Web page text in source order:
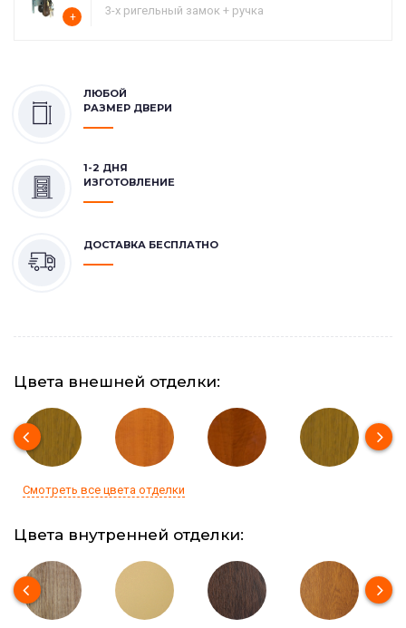
+ 3-х ригельный замок + ручка
ЛЮБОЙ
РАЗМЕР ДВЕРИ
1-2 ДНЯ
ИЗГОТОВЛЕНИЕ
ДОСТАВКА БЕСПЛАТНО
Цвета внешней отделки:
Смотреть все цвета отделки
Цвета внутренней отделки: